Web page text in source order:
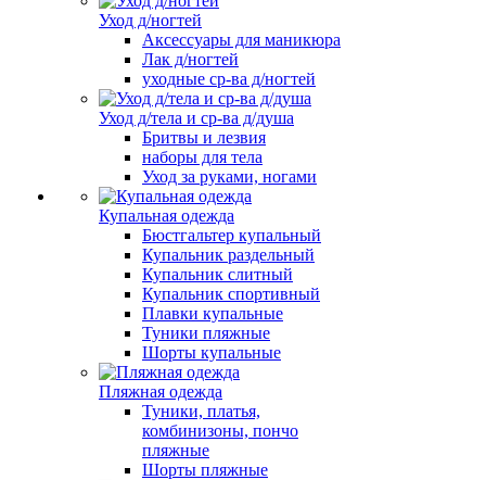
Уход д/ногтей
Аксессуары для маникюра
Лак д/ногтей
уходные ср-ва д/ногтей
Уход д/тела и ср-ва д/душа
Бритвы и лезвия
наборы для тела
Уход за руками, ногами
Купальная одежда
Бюстгальтер купальный
Купальник раздельный
Купальник слитный
Купальник спортивный
Плавки купальные
Туники пляжные
Шорты купальные
Пляжная одежда
Туники, платья,
комбинизоны, пончо
пляжные
Шорты пляжные